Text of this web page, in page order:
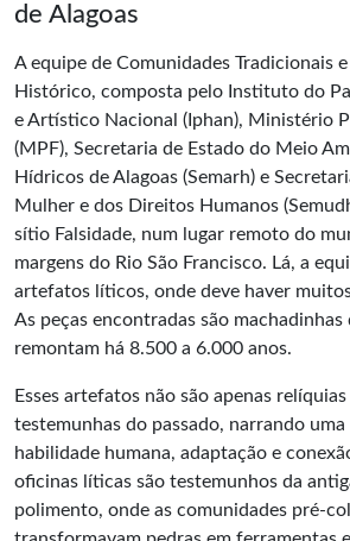
de Alagoas
A equipe de Comunidades Tradicionais
Histórico, composta pelo Instituto do
e Artístico Nacional (Iphan), Ministério
(MPF), Secretaria de Estado do Meio
Hídricos de Alagoas (Semarh) e
Mulher e dos Direitos Humanos
sítio Falsidade, num lugar remoto do
margens do Rio São Francisco. Lá, a
artefatos líticos, onde deve haver
As peças encontradas são
remontam há 8.500 a 6.000 anos.
Esses artefatos não são apenas
testemunhas do passado, narrando
habilidade humana, adaptação e
oficinas líticas são testemunhos da
polimento, onde as comunidades pré-